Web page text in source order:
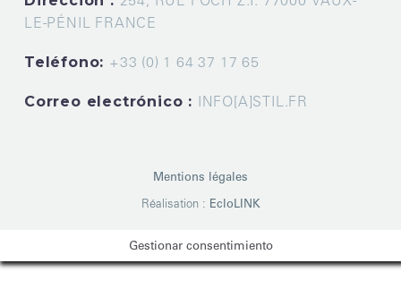
LE-PÉNIL FRANCE
Teléfono: +33 (0) 1 64 37 17 65
Correo electrónico : INFO[A]STIL.FR
Mentions légales
Réalisation : EcloLINK
Gestionar consentimiento